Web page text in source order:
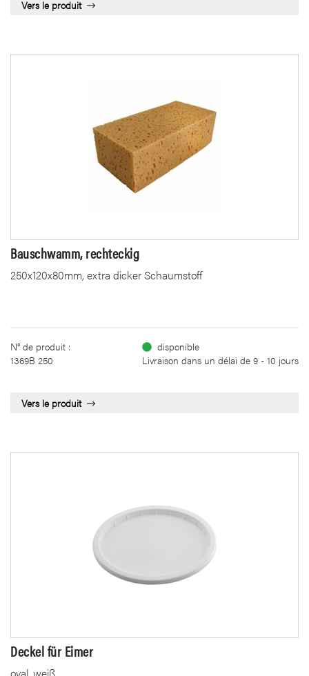
Vers le produit
Bauschwamm, rechteckig
250x120x80mm, extra dicker Schaumstoff
N° de produit :
1369B 250
disponible
Livraison dans un délai de 9 - 10 jours
Vers le produit
Deckel für Eimer